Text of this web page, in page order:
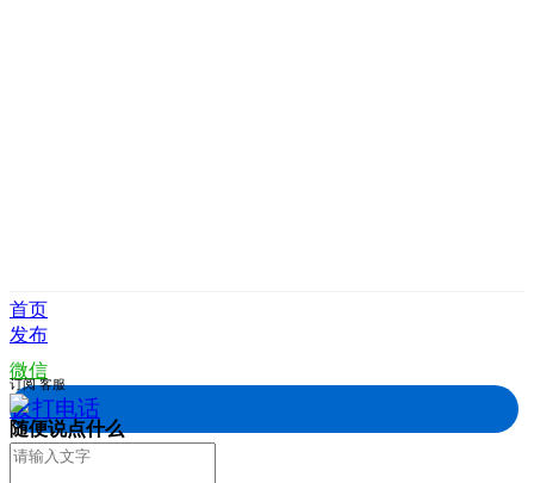
首页
发布
微信
拨打电话
订阅 客服
随便说点什么